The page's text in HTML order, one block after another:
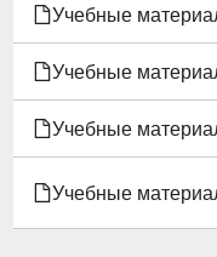
ДЛЯУчебные
Учебные
Учебные
Учебные